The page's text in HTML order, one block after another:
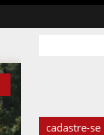
cadastre-se